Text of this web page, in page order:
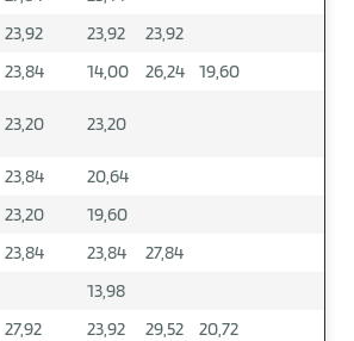
23,92 23,92
23,92
23,84 14,00 26,24
19,60
23,20 23,20
23,84
20,64
23,20
19,60
23,84 23,84
27,84
13,98
27,92 23,92 29,52
20,72